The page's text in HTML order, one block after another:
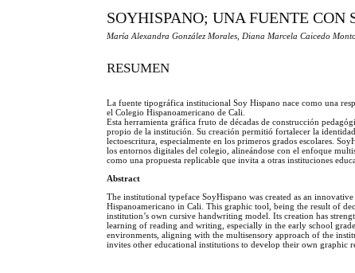
SOYHISPANO; UNA FUENTE
María Alexandra González Morales, Diana Marcela Caicedo
RESUMEN
La fuente tipográfica institucional Soy Hispano nace como una
el Colegio Hispanoamericano de Cali.
Esta herramienta gráfica fruto de décadas de construcción
propio de la institución. Su creación permitió fortalecer la
lectoescritura, especialmente en los primeros grados escolares.
los entornos digitales del colegio, alineándose con el enfoque
como una propuesta replicable que invita a otras instituciones
Abstract
The institutional typeface SoyHispano was created as an
Hispanoamericano in Cali. This graphic tool, being the result of
institution’s own cursive handwriting model. Its creation has
learning of reading and writing, especially in the early school
environments, aligning with the multisensory approach of the
invites other educational institutions to develop their own graphic